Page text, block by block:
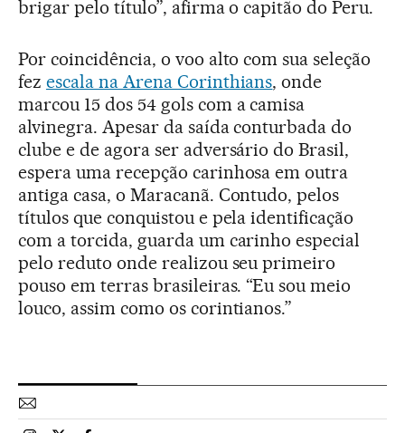
brigar pelo título”, afirma o capitão do Peru.
Por coincidência, o voo alto com sua seleção
fez escala na Arena Corinthians, onde
marcou 15 dos 54 gols com a camisa
alvinegra. Apesar da saída conturbada do
clube e de agora ser adversário do Brasil,
espera uma recepção carinhosa em outra
antiga casa, o Maracanã. Contudo, pelos
títulos que conquistou e pela identificação
com a torcida, guarda um carinho especial
pelo reduto onde realizou seu primeiro
pouso em terras brasileiras. “Eu sou meio
louco, assim como os corintianos.”